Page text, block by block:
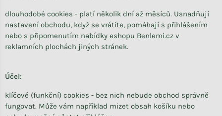
dlouhodobé cookies - platí několik dní až měsíců. Usnadňují
nastavení obchodu, když se vrátíte, pomáhají s přihlášením
nebo s připomenutím nabídky eshopu Benlemi.cz v
reklamních plochách jiných stránek.
Účel:
klíčové (funkční) cookies - bez nich nebude obchod správně
fungovat. Může vám například mizet obsah košíku nebo